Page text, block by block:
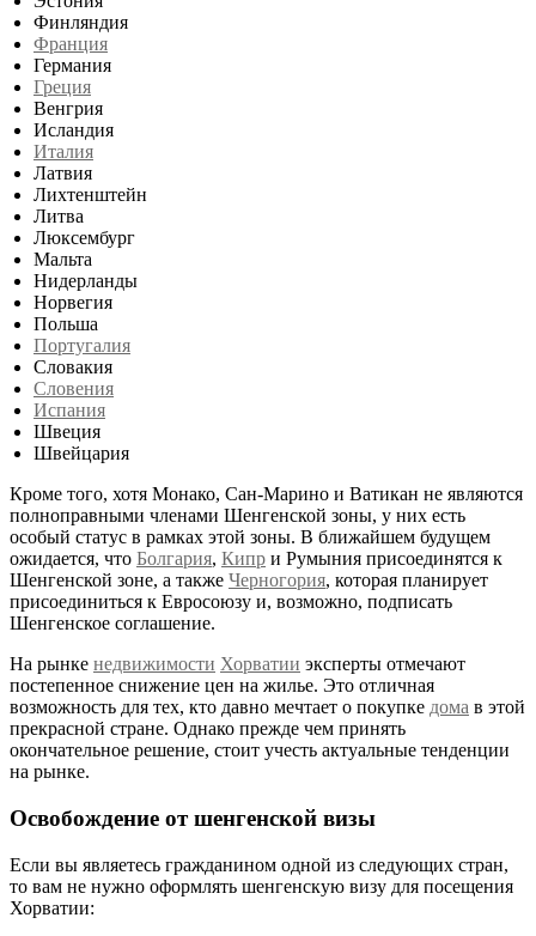
Финляндия
Франция
Германия
Греция
Венгрия
Исландия
Италия
Латвия
Лихтенштейн
Литва
Люксембург
Мальта
Нидерланды
Норвегия
Польша
Португалия
Словакия
Словения
Испания
Швеция
Швейцария
Кроме того, хотя Монако, Сан-Марино и Ватикан не являются
полноправными членами Шенгенской зоны, у них есть
особый статус в рамках этой зоны. В ближайшем будущем
ожидается, что Болгария, Кипр и Румыния присоединятся к
Шенгенской зоне, а также Черногория, которая планирует
присоединиться к Евросоюзу и, возможно, подписать
Шенгенское соглашение.
На рынке недвижимости Хорватии эксперты отмечают
постепенное снижение цен на жилье. Это отличная
возможность для тех, кто давно мечтает о покупке дома в этой
прекрасной стране. Однако прежде чем принять
окончательное решение, стоит учесть актуальные тенденции
на рынке.
Освобождение от шенгенской визы
Если вы являетесь гражданином одной из следующих стран,
то вам не нужно оформлять шенгенскую визу для посещения
Хорватии: